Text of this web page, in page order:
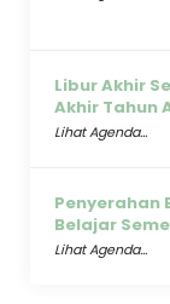
Libur Akhir
Akhir Tahun
Lihat Agenda...
Penyerahan
Belajar
Lihat Agenda...